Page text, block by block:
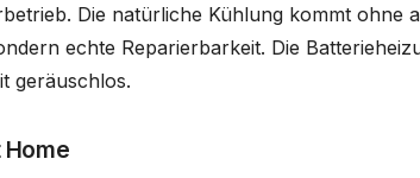
Die natürliche Kühlung kommt
echte Reparierbarkeit. Die
geräuschlos.